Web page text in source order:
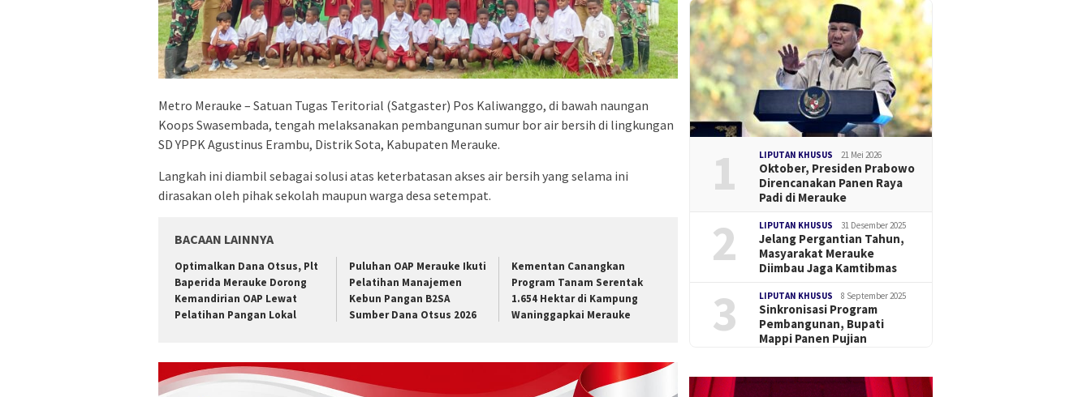
Metro Merauke – Satuan Tugas Teritorial (Satgaster) Pos Kaliwanggo, di bawah naungan
Koops Swasembada, tengah melaksanakan pembangunan sumur bor air bersih di lingkungan
SD YPPK Agustinus Erambu, Distrik Sota, Kabupaten Merauke.
Langkah ini diambil sebagai solusi atas keterbatasan akses air bersih yang selama ini
dirasakan oleh pihak sekolah maupun warga desa setempat.
BACAAN LAINNYA
Optimalkan Dana Otsus, Plt
Baperida Merauke Dorong
Kemandirian OAP Lewat
Pelatihan Pangan Lokal
Puluhan OAP Merauke Ikuti
Pelatihan Manajemen
Kebun Pangan B2SA
Sumber Dana Otsus 2026
Kementan Canangkan
Program Tanam Serentak
1.654 Hektar di Kampung
Waninggapkai Merauke
1 LIPUTAN KHUSUS 21 Mei 2026
Oktober, Presiden Prabowo
Direncanakan Panen Raya
Padi di Merauke
2 LIPUTAN KHUSUS 31 Desember 2025
Jelang Pergantian Tahun,
Masyarakat Merauke
Diimbau Jaga Kamtibmas
3 LIPUTAN KHUSUS 8 September 2025
Sinkronisasi Program
Pembangunan, Bupati
Mappi Panen Pujian